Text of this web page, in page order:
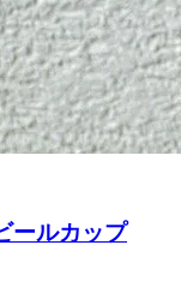
ールカップ